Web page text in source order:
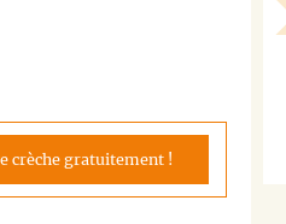
crèche gratuitement !